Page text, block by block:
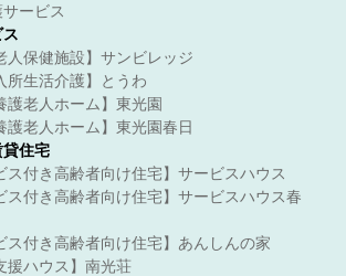
ービス
ス
人保健施設】サンビレッジ
所生活介護】とうわ
護老人ホーム】東光園
護老人ホーム】東光園春日
住宅
ス付き高齢者向け住宅】サービスハウス
ス付き高齢者向け住宅】サービスハウス春
ス付き高齢者向け住宅】あんしんの家
援ハウス】南光荘